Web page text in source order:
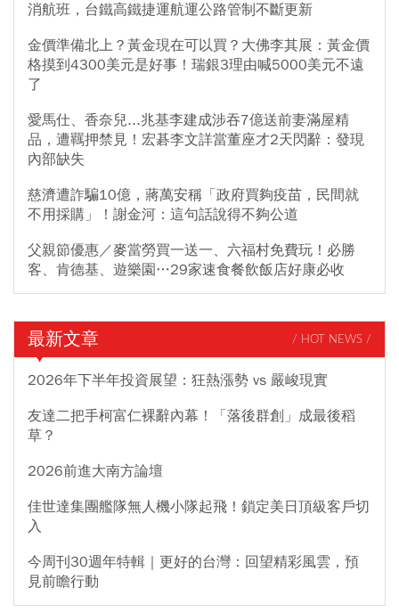
消航班，台鐵高鐵捷運航運公路管制不斷更新
金價準備北上？黃金現在可以買？大佛李其展：黃金價
格摸到4300美元是好事！瑞銀3理由喊5000美元不遠
了
愛馬仕、香奈兒...兆基李建成涉吞7億送前妻滿屋精
品，遭羈押禁見！宏碁李文詳當董座才2天閃辭：發現
內部缺失
慈濟遭詐騙10億，蔣萬安稱「政府買夠疫苗，民間就
不用採購」！謝金河：這句話說得不夠公道
父親節優惠／麥當勞買一送一、六福村免費玩！必勝
客、肯德基、遊樂園…29家速食餐飲飯店好康必收
最新文章 / HOT NEWS /
2026年下半年投資展望：狂熱漲勢 vs 嚴峻現實
友達二把手柯富仁裸辭內幕！「落後群創」成最後稻
草？
2026前進大南方論壇
佳世達集團艦隊無人機小隊起飛！鎖定美日頂級客戶切
入
今周刊30週年特輯｜更好的台灣：回望精彩風雲，預
見前瞻行動